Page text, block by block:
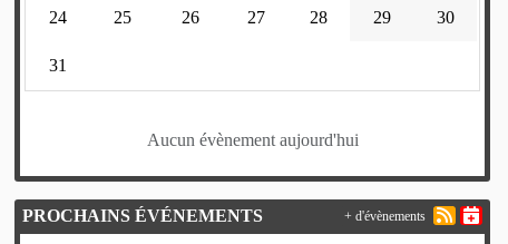
24 25 26 27 28 29 30
31
Aucun évènement aujourd'hui
PROCHAINS ÉVÉNEMENTS + d'évènements